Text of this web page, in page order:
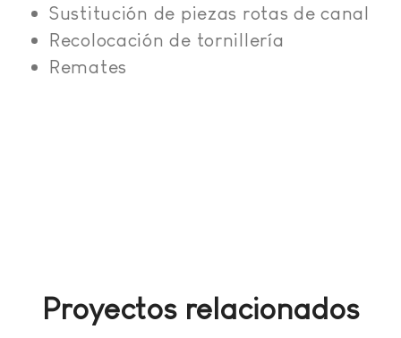
Sustitución de piezas rotas de canal
Recolocación de tornillería
Remates
Proyectos relacionados